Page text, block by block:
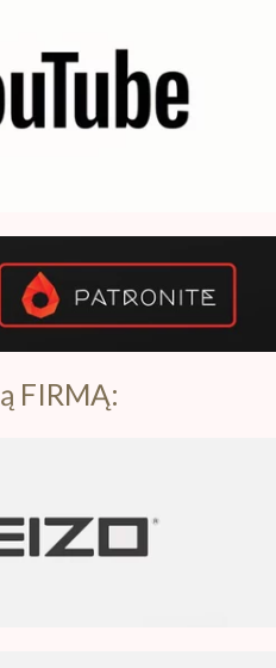
kanał na YT
FIRMĄ: